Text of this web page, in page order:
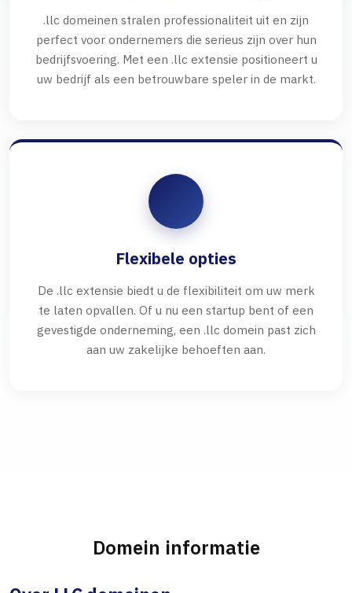
.llc domeinen stralen professionaliteit uit en zijn
perfect voor ondernemers die serieus zijn over hun
bedrijfsvoering. Met een .llc extensie positioneert u
uw bedrijf als een betrouwbare speler in de markt.
Flexibele opties
De .llc extensie biedt u de flexibiliteit om uw merk
te laten opvallen. Of u nu een startup bent of een
gevestigde onderneming, een .llc domein past zich
aan uw zakelijke behoeften aan.
Domein informatie